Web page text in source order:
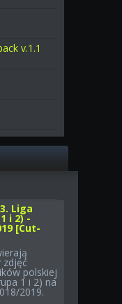
v.1.1
Liga
i 2) -
[Cut-
zdjęć
polskiej
1 i 2) na
2019.